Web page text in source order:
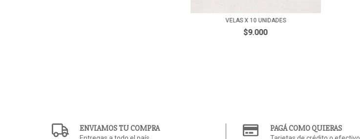
VELAS X 10 UNIDADES
$9.000
ENVIAMOS TU COMPRA PAGÁ COMO QUIERAS